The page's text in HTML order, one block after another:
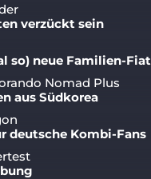
verzückt sein
so) neue Familien-Fiat
Nomad Plus
aus Südkorea
deutsche Kombi-Fans